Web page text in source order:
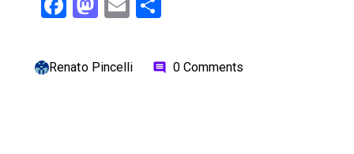
Renato Pincelli comment 0 Comments